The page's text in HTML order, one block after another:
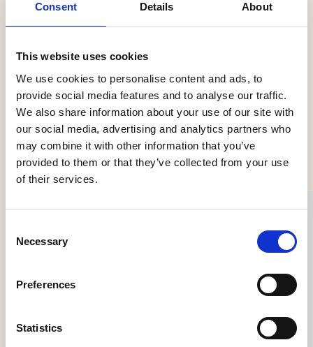
Consent Details About
This website uses cookies
We use cookies to personalise content and ads, to
provide social media features and to analyse our traffic.
We also share information about your use of our site with
our social media, advertising and analytics partners who
may combine it with other information that you’ve
provided to them or that they’ve collected from your use
of their services.
Selection
Necessary
Preferences
Statistics
Kategorier
Pendler
Se flere produkter